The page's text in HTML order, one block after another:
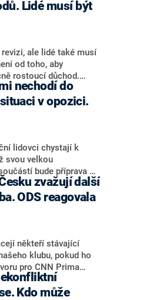
Lidé musí být
ale lidé také musí
od toho, aby
rostoucí důchod.
představíme,řekl
hnutí Naše
pro CNN Prima NEWS.
být člověk, který by
financí a rozvoj,
ale hodnotit nechtěl.
nechodí do
v opozici.
lidovci chystají k
svou velkou
bude příprava na
na setkání s novináři
Ten zároveň v
Vyškově. Popsal i
nebo političtí
a v defenzivě. „Je to
vlády. Ministři s
ale ukazovat
na dotaz CNN Prima
ODS reagovala
někteří stávající
klubu, pokud ho
pro CNN Prima
jihočeský hejtman
získat by takto mohl
Kdo může